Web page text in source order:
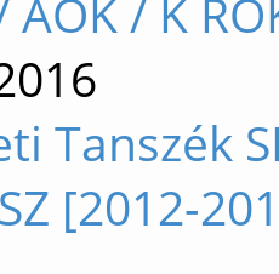
AOK / K
Tanszék
[2012-